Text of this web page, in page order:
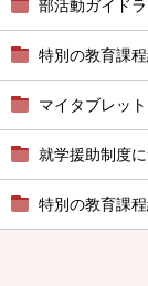
部活動ガイド
特別の教育課
マイタブレッ
就学援助制度
特別の教育課